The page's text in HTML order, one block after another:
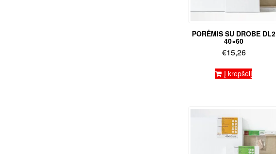
PORĖMIS SU DROBE DL2
40×60
€15,26
Į krepšelį